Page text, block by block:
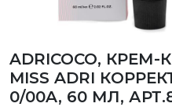
ADRICOCO,
MISS ADRI
0/00A, 60 МЛ,